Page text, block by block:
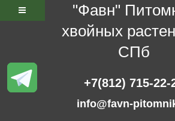
"Фавн"
хвойных
СПб
+7(812) 715-22-
info@favn-